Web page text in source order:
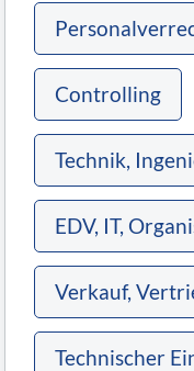
Controlling
Technik,
EDV, IT,
Verkauf,
Technischer